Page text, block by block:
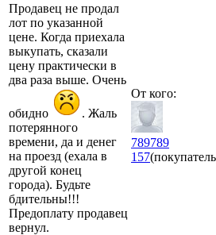
Продавец не продал
лот по указанной
цене. Когда приехала
выкупать, сказали
цену практически в
два раза выше. Очень
обидно
. Жаль
потерянного
времени, да и денег
на проезд (ехала в
другой конец
города). Будьте
бдительны!!!
Предоплату продавец
вернул.
От кого:
789789
157